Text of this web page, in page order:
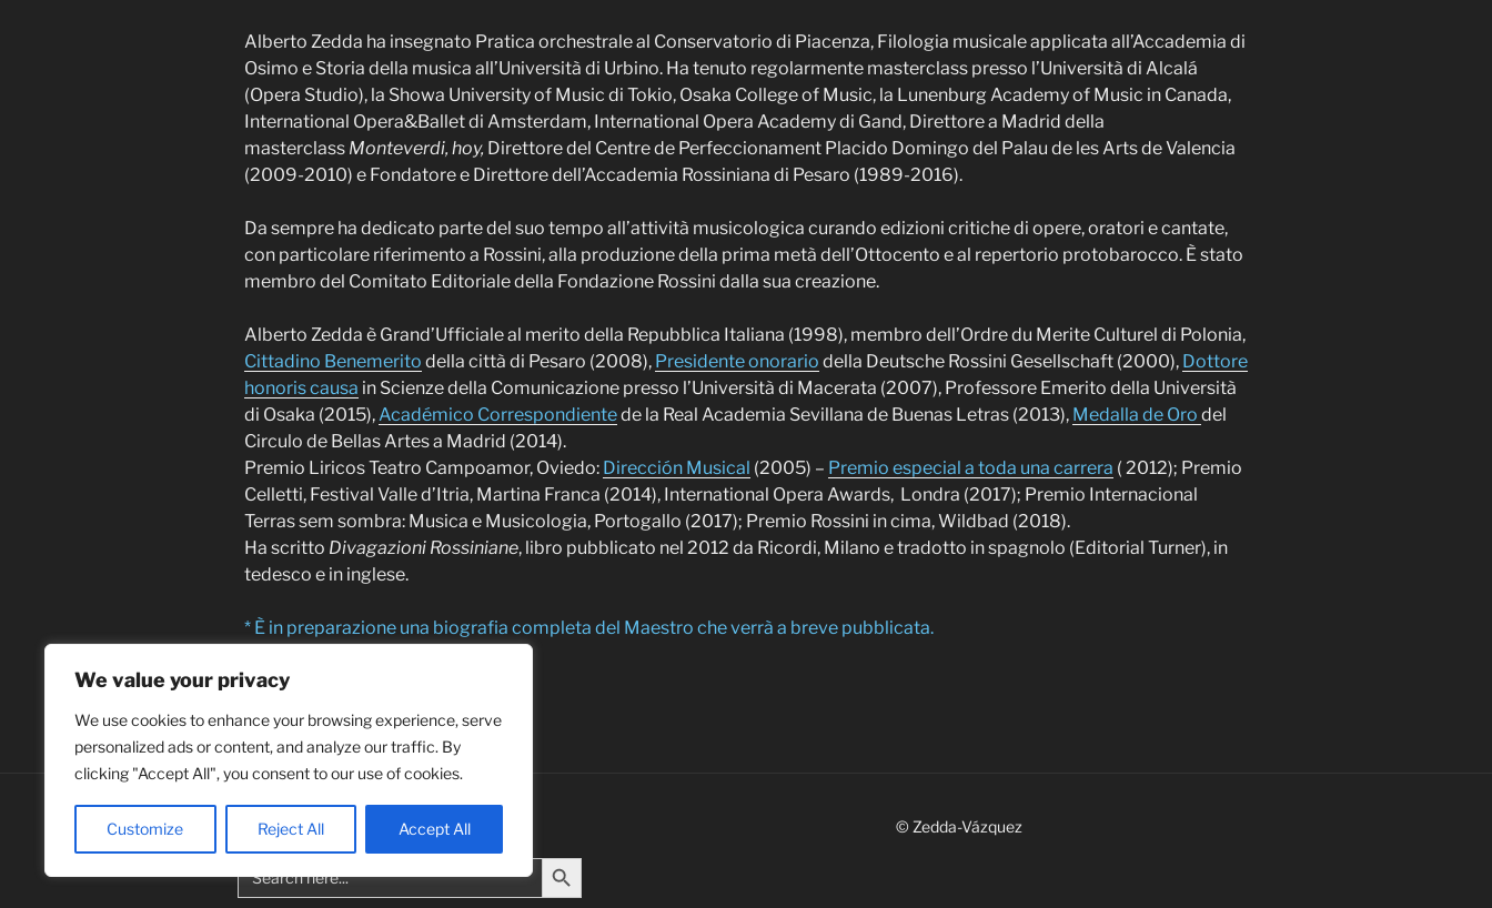
We value your privacy
We use cookies to enhance your browsing experience, serve
personalized ads or content, and analyze our traffic. By
clicking "Accept All", you consent to our use of cookies.
Customize Reject All Accept All
Alberto Zedda ha insegnato Pratica orchestrale al Conservatorio di Piacenza, Filologia musicale applicata all’Accademia di
Osimo e Storia della musica all’Università di Urbino. Ha tenuto regolarmente masterclass presso l’Università di Alcalá
(Opera Studio), la Showa University of Music di Tokio, Osaka College of Music, la Lunenburg Academy of Music in Canada,
International Opera&Ballet di Amsterdam, International Opera Academy di Gand, Direttore a Madrid della
masterclass Monteverdi, hoy, Direttore del Centre de Perfeccionament Placido Domingo del Palau de les Arts de Valencia
(2009-2010) e Fondatore e Direttore dell’Accademia Rossiniana di Pesaro (1989-2016).
Da sempre ha dedicato parte del suo tempo all’attività musicologica curando edizioni critiche di opere, oratori e cantate,
con particolare riferimento a Rossini, alla produzione della prima metà dell’Ottocento e al repertorio protobarocco. È stato
membro del Comitato Editoriale della Fondazione Rossini dalla sua creazione.
Alberto Zedda è Grand’Ufficiale al merito della Repubblica Italiana (1998), membro dell’Ordre du Merite Culturel di Polonia,
Cittadino Benemerito della città di Pesaro (2008), Presidente onorario della Deutsche Rossini Gesellschaft (2000), Dottore
honoris causa in Scienze della Comunicazione presso l’Università di Macerata (2007), Professore Emerito della Università
di Osaka (2015), Académico Correspondientede la Real Academia Sevillana de Buenas Letras (2013), Medalla de Oro del
Circulo de Bellas Artes a Madrid (2014).
Premio Liricos Teatro Campoamor, Oviedo: Dirección Musical (2005) – Premio especial a toda una carrera ( 2012); Premio
Celletti, Festival Valle d’Itria, Martina Franca (2014), International Opera Awards, Londra (2017); Premio Internacional
Terras sem sombra: Musica e Musicologia, Portogallo (2017); Premio Rossini in cima, Wildbad (2018).
Ha scritto Divagazioni Rossiniane, libro pubblicato nel 2012 da Ricordi, Milano e tradotto in spagnolo (Editorial Turner), in
tedesco e in inglese.
* È in preparazione una biografia completa del Maestro che verrà a breve pubblicata.
for:
Search Button
© Zedda-Vázquez